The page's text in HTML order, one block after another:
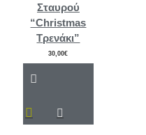
Σταυρού
“Christmas
Τρενάκι”
30,00€